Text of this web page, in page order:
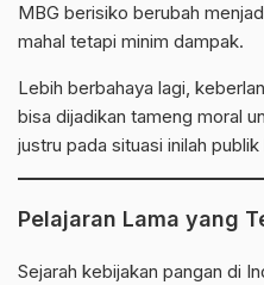
MBG berisiko berubah
mahal tetapi minim dampak.
Lebih berbahaya lagi,
bisa dijadikan tameng moral
justru pada situasi inilah
Pelajaran Lama yang
Sejarah kebijakan pangan di